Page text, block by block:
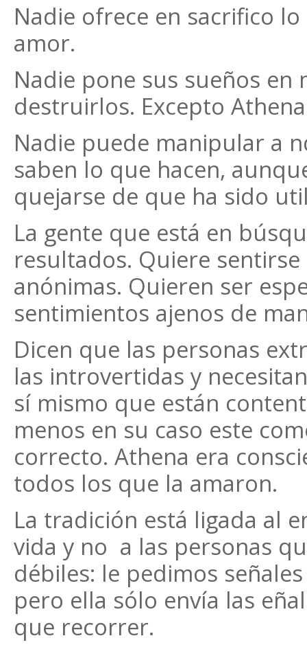
Nadie ofrece en sacrifico
amor.
Nadie pone sus sueños
destruirlos. Excepto
Nadie puede manipular a
saben lo que hacen,
quejarse de que ha sido
La gente que está en
resultados. Quiere
anónimas. Quieren ser
sentimientos ajenos de
Dicen que las personas
las introvertidas y
sí mismo que están
menos en su caso este
correcto. Athena era
todos los que la amaron.
La tradición está ligada al
vida y no a las personas
débiles: le pedimos
pero ella sólo envía las
que recorrer.